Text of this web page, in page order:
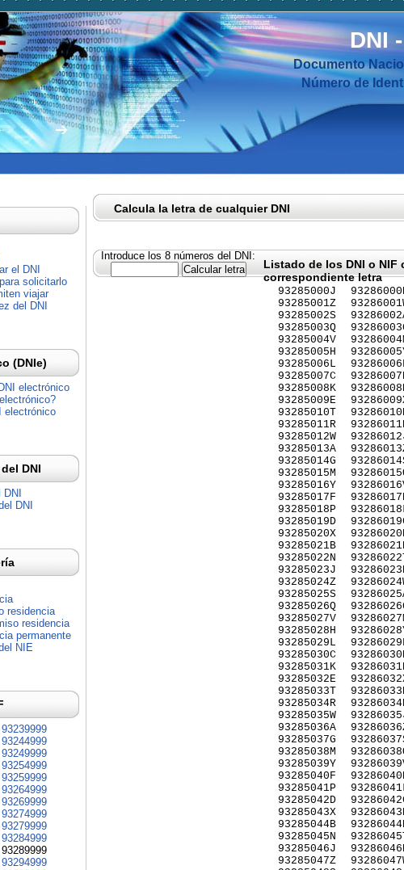
DNI
Documento
Número de
Calcula la letra de cualquier DNI
Introduce los 8 números del DNI:
Listado de los DNI o NIF
correspondiente letra
93285000J
93285001Z
93285002S
93285003Q
93285004V
93285005H
93285006L
93285007C
93285008K
93285009E
93285010T
93285011R
93285012W
93285013A
93285014G
93285015M
93285016Y
93285017F
93285018P
93285019D
93285020X
93285021B
93285022N
93285023J
93285024Z
93285025S
93285026Q
93285027V
93285028H
93285029L
93285030C
93285031K
93285032E
93285033T
93285034R
93285035W
93285036A
93285037G
93285038M
93285039Y
93285040F
93285041P
93285042D
93285043X
93285044B
93285045N
93285046J
93285047Z
el DNI
solicitarlo
viajar
del DNI
(DNIe)
electrónico
electrónico
DNI
DNI
residencia
residencia
permanente
NIE